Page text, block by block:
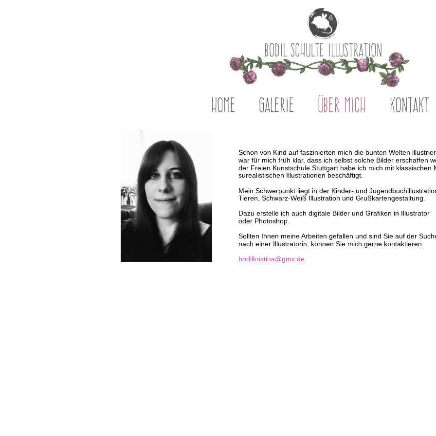
Schon von Kind auf faszinierten mich die bunten Welten
war für mich früh klar, dass ich selbst solche Bilder erschaffen
der Freien Kunstschule Stuttgart habe ich mich mit
surealistischen Illustrationen beschäftigt.
Mein Schwerpunkt liegt in der Kinder- und
Tieren, Schwarz-Weiß Illustration und Grußkartengestaltung.
Dazu erstelle ich auch digitale Bilder und Grafiken in Illustrator
oder Photoshop.
Sollten Ihnen meine Arbeiten gefallen und sind Sie auf der
nach einer Illustratorin, können Sie mich gerne kontaktieren:
bodilkristina@gmx.de